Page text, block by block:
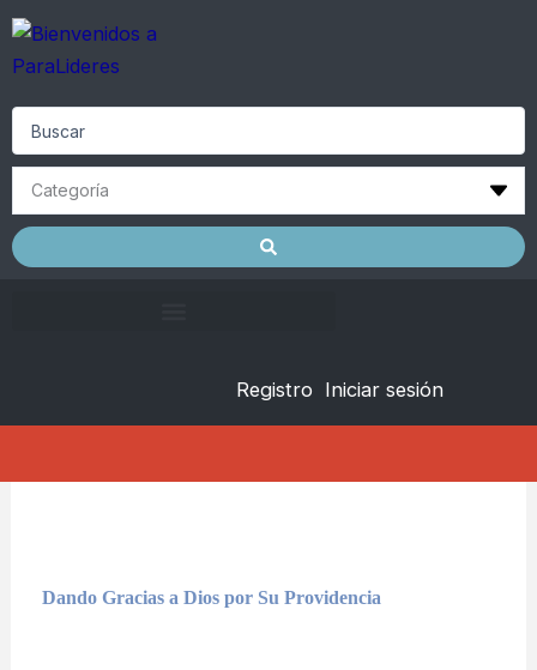
Skip
content
Registro Iniciar sesión
Dando Gracias a Dios por Su Providencia